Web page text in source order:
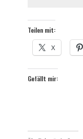
Teilen mit:
X
Gefällt mir: